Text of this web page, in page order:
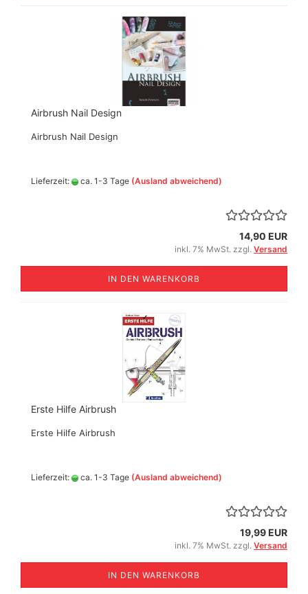
Airbrush Nail Design
Airbrush Nail Design
Lieferzeit: ca. 1-3 Tage (Ausland abweichend)
14,90 EUR
inkl. 7% MwSt. zzgl. Versand
IN DEN WARENKORB
Erste Hilfe Airbrush
Erste Hilfe Airbrush
Lieferzeit: ca. 1-3 Tage (Ausland abweichend)
19,99 EUR
inkl. 7% MwSt. zzgl. Versand
IN DEN WARENKORB